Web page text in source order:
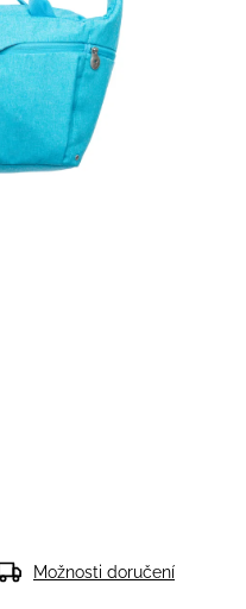
Možnosti doručení